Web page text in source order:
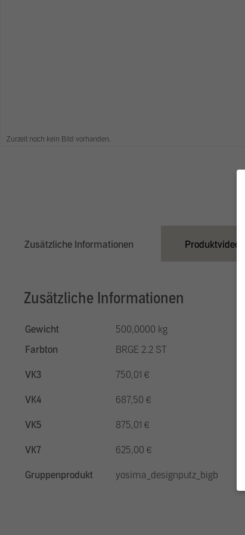
Zurzeit noch kein Bild vorhanden.
Zusätzliche Informationen Produktvideo
Zusätzliche Informationen
Gewicht
500,0000 kg
Farbton
BRGE 2.2 ST
VK3 750,01 €
VK4 687,50 €
VK5 875,01 €
VK7 625,00 €
Gruppenprodukt yosima_designputz_bigb